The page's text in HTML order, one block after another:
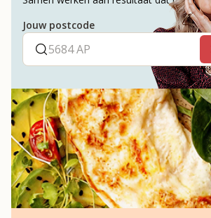
Jouw postcode